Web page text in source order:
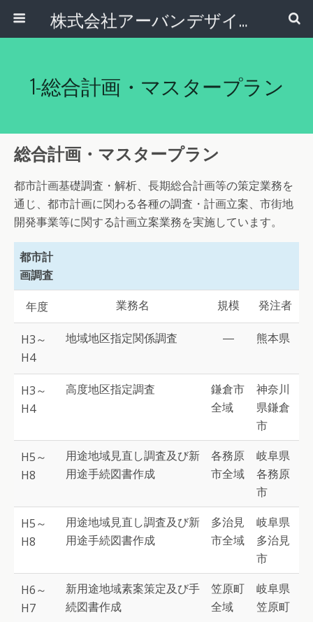
株式会社アーバンデザインコンサルタント
1-総合計画・マスタープラン
総合計画・マスタープラン
都市計画基礎調査・解析、長期総合計画等の策定業務を
通じ、都市計画に関わる各種の調査・計画立案、市街地
開発事業等に関する計画立案業務を実施しています。
都市計
画調査
年度 業務名 規模 発注者
H3～
H4
地域地区指定関係調査 ― 熊本県
H3～
H4
高度地区指定調査
鎌倉市
全域
神奈川
県鎌倉
市
H5～
H8
用途地域見直し調査及び新
用途手続図書作成
各務原
市全域
岐阜県
各務原
市
H5～
H8
用途地域見直し調査及び新
用途手続図書作成
多治見
市全域
岐阜県
多治見
市
H6～
H7
新用途地域素案策定及び手
続図書作成
笠原町
全域
岐阜県
笠原町